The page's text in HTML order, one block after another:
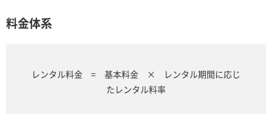
料金体系
レンタル料金 = 基本料金 × レンタル期間に応じ
たレンタル料率